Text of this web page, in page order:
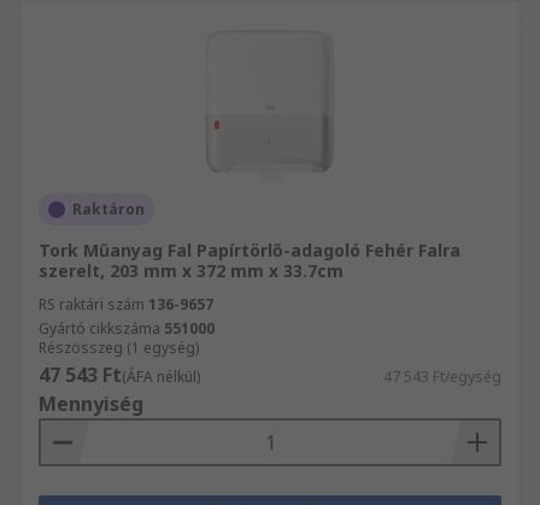
Raktáron
Tork Műanyag Fal Papírtörlő-adagoló Fehér Falra
szerelt, 203 mm x 372 mm x 33.7cm
RS raktári szám 136-9657
Gyártó cikkszáma 551000
Részösszeg (1 egység)
47 543 Ft(ÁFA nélkül) 47 543 Ft/egység
Mennyiség